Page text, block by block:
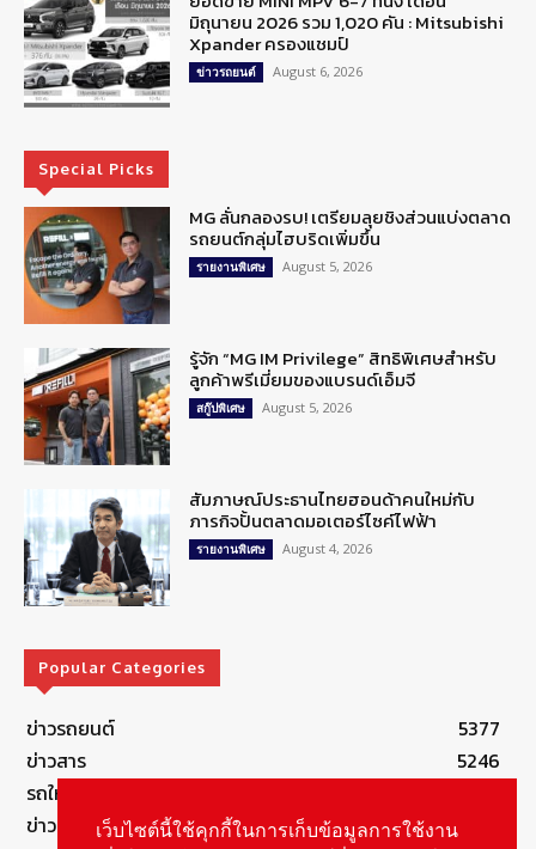
มิถุนายน 2026 รวม 1,020 คัน : Mitsubishi
Xpander ครองแชมป์
ข่าวรถยนต์ August 6, 2026
Special Picks
MG ลั่นกลองรบ! เตรียมลุยชิงส่วนแบ่งตลาด
รถยนต์กลุ่มไฮบริดเพิ่มขึ้น
รายงานพิเศษ August 5, 2026
รู้จัก “MG IM Privilege” สิทธิพิเศษสำหรับ
ลูกค้าพรีเมี่ยมของแบรนด์เอ็มจี
สกู๊ปพิเศษ August 5, 2026
สัมภาษณ์ประธานไทยฮอนด้าคนใหม่กับ
ภารกิจปั้นตลาดมอเตอร์ไซค์ไฟฟ้า
รายงานพิเศษ August 4, 2026
Popular Categories
ข่าวรถยนต์
5377
ข่าวสาร
5246
รถใหม่
ข่าวประชาสัมพันธ์เว็บไซต์นี้ใช้คุกกี้ในการเก็บข้อมูลการใช้งาน